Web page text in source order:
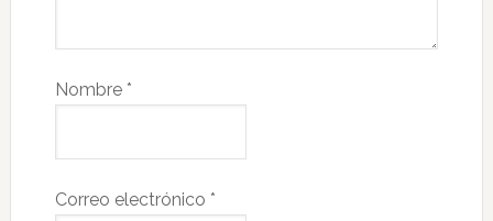
Nombre *
Correo electrónico *